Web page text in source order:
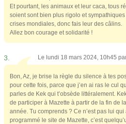
Et pourtant, les animaux et leur caca, tous
soient sont bien plus rigolo et
crises mondiales, donc fais leur des câlins.
Allez bon courage et solidarité !
3. Le lundi 18 mars 2024, 10h45
Bon, Az, je brise la règle du silence à tes
pour cette fois, parce que j’en ai ras le cul
parles de Kek qui t’obsède littéralement.
de participer à Mazette à partir de la fin de
année. Tu comprends ? Ce n’est pas lui qui
programmé le site de Mazette, c’est